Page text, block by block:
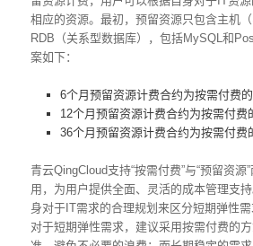
相应的资源。最初，预留资源只包含主机
RDB（关系型数据库），包括MySQL和
案如下：
6个月预留资源计费合约为按需付费的
12个月预留资源计费合约为按需付费
36个月预留资源计费合约为按需付费
青云QingCloud支持“按需付费”与“预留资源
用，为用户提供全面、灵活的成本管理支
身对于IT需求的合理规划来区分短期弹性需
对于短期弹性需求，建议采用按需付费的